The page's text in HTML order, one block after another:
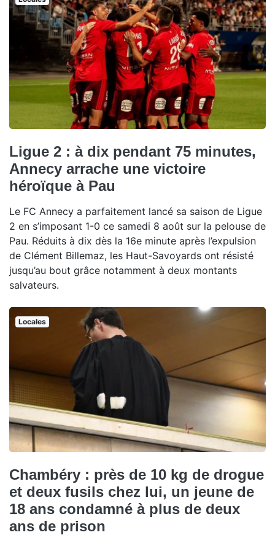
Ligue 2 : à dix pendant 75 minutes,
Annecy arrache une victoire
héroïque à Pau
Le FC Annecy a parfaitement lancé sa saison de Ligue
2 en s’imposant 1-0 ce samedi 8 août sur la pelouse de
Pau. Réduits à dix dès la 16e minute après l’expulsion
de Clément Billemaz, les Haut-Savoyards ont résisté
jusqu’au bout grâce notamment à deux montants
salvateurs.
Locales
Chambéry : près de 10 kg de drogue
et deux fusils chez lui, un jeune de
18 ans condamné à plus de deux
ans de prison